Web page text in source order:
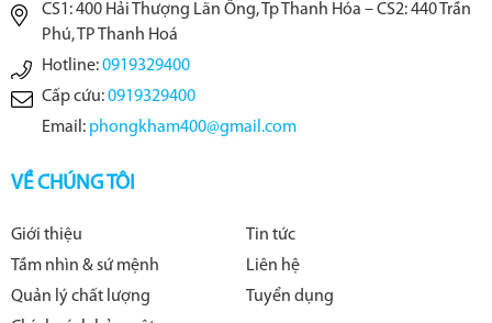
CS1: 400 Hải Thượng Lãn Ông, Tp Thanh Hóa – CS2: 440 Trần
Phú, TP Thanh Hoá
Hotline:0919329400
Cấp cứu:0919329400
Email: phongkham400@gmail.com
VỀ CHÚNG TÔI
Giới thiệu
Tin tức
Tầm nhìn & sứ mệnh
Liên hệ
Quản lý chất lượng
Tuyển dụng